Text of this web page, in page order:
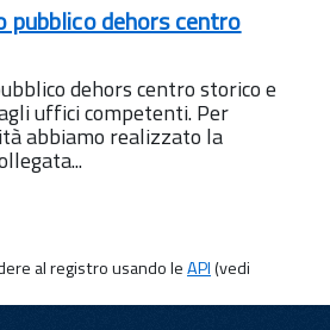
pubblico dehors centro
dehors centro storico e
uffici competenti. Per
abbiamo realizzato la
al registro usando leAPI(vedi